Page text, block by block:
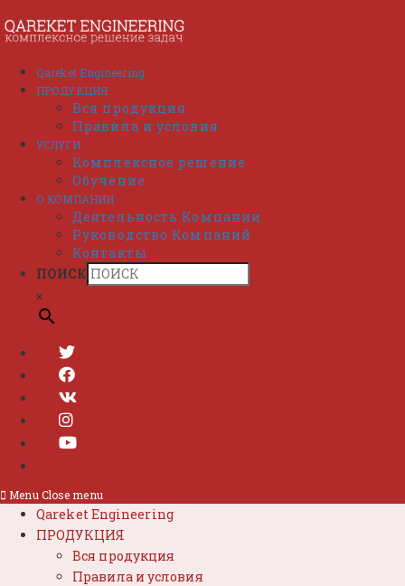
к
содержимому
Qareket Engineering
ПРОДУКЦИЯ
Вся продукция
Правила и условия
УСЛУГИ
Комплексное решение
Обучение
О КОМПАНИИ
Деятельность Компании
Руководство Компаний
Контакты
ПОИСК
×
Menu Close menu
Qareket Engineering
ПРОДУКЦИЯ
Вся продукция
Правила и условия